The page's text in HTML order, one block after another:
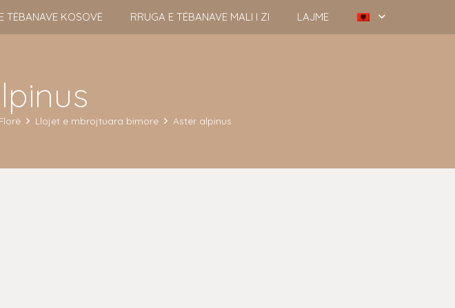
TËBANAVE KOSOVË RRUGA E TËBANAVE MALI I ZI LAJME
Florë Llojet e mbrojtuara bimore Aster alpinus